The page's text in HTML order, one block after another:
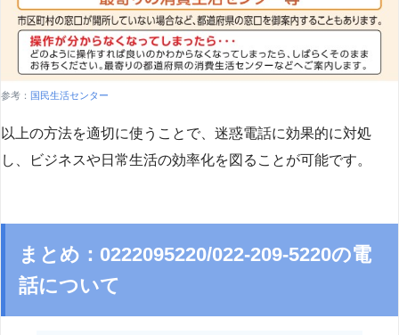
参考： 国民生活センター
以上の方法を適切に使うことで、迷惑電話に効果的に対処
し、ビジネスや日常生活の効率化を図ることが可能です。
まとめ：0222095220/022-209-5220の電
話について